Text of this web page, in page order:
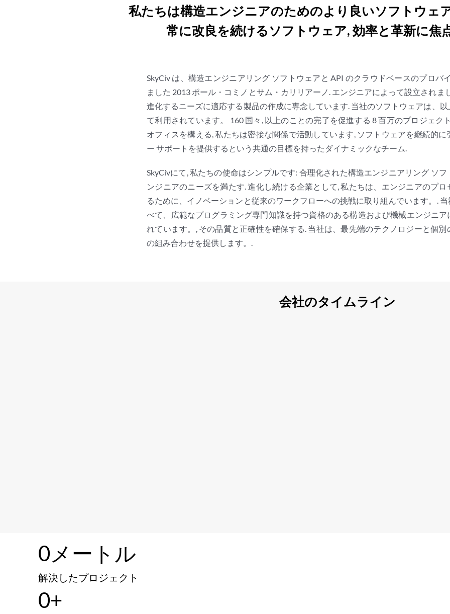
私たちは構造エンジニアのためのより良いソフトウェ
常に改良を続けるソフトウェア, 効率と革新に焦
SkyCiv は、構造エンジニアリング ソフトウェアと API のクラウドベースのプロバ
ました 2013 ポール・コミノとサム・カリリアーノ. エンジニアによって設立されま
進化するニーズに適応する製品の作成に専念しています. 当社のソフトウェアは、
て利用されています。 160 国々, 以上のことの完了を促進する 8 百万のプロジェク
オフィスを構える, 私たちは密接な関係で活動しています, ソフトウェアを継続的
ー サポートを提供するという共通の目標を持ったダイナミックなチーム.
SkyCivにて, 私たちの使命はシンプルです: 合理化された構造エンジニアリング ソ
ンジニアのニーズを満たす. 進化し続ける企業として, 私たちは、エンジニアのプ
るために、イノベーションと従来のワークフローへの挑戦に取り組んでいます。.
べて、広範なプログラミング専門知識を持つ資格のある構造および機械エンジニア
れています。, その品質と正確性を確保する. 当社は、最先端のテクノロジーと個
の組み合わせを提供します。.
会社のタイムライン
0メートル
解決したプロジェクト
0+